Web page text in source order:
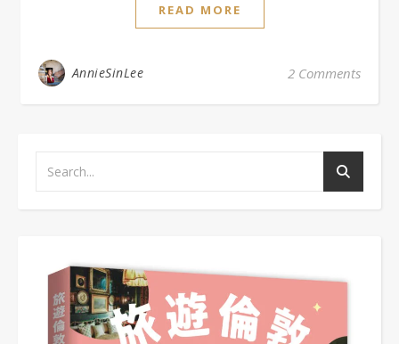
READ MORE
AnnieSinLee 2 Comments